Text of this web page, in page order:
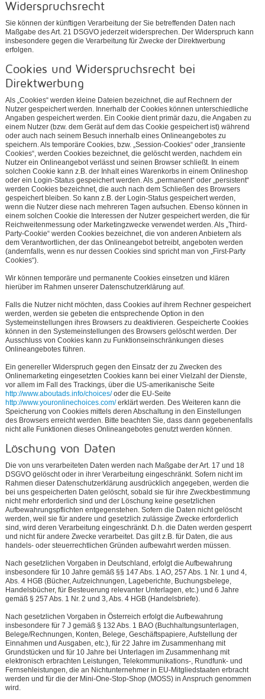
Widerspruchsrecht
Sie können der künftigen Verarbeitung der Sie betreffenden Daten nach
Maßgabe des Art. 21 DSGVO jederzeit widersprechen. Der Widerspruch kann
insbesondere gegen die Verarbeitung für Zwecke der Direktwerbung
erfolgen.
Cookies und Widerspruchsrecht bei
Direktwerbung
Als „Cookies“ werden kleine Dateien bezeichnet, die auf Rechnern der
Nutzer gespeichert werden. Innerhalb der Cookies können unterschiedliche
Angaben gespeichert werden. Ein Cookie dient primär dazu, die Angaben zu
einem Nutzer (bzw. dem Gerät auf dem das Cookie gespeichert ist) während
oder auch nach seinem Besuch innerhalb eines Onlineangebotes zu
speichern. Als temporäre Cookies, bzw. „Session-Cookies“ oder „transiente
Cookies“, werden Cookies bezeichnet, die gelöscht werden, nachdem ein
Nutzer ein Onlineangebot verlässt und seinen Browser schließt. In einem
solchen Cookie kann z.B. der Inhalt eines Warenkorbs in einem Onlineshop
oder ein Login-Status gespeichert werden. Als „permanent“ oder „persistent“
werden Cookies bezeichnet, die auch nach dem Schließen des Browsers
gespeichert bleiben. So kann z.B. der Login-Status gespeichert werden,
wenn die Nutzer diese nach mehreren Tagen aufsuchen. Ebenso können in
einem solchen Cookie die Interessen der Nutzer gespeichert werden, die für
Reichweitenmessung oder Marketingzwecke verwendet werden. Als „Third-
Party-Cookie“ werden Cookies bezeichnet, die von anderen Anbietern als
dem Verantwortlichen, der das Onlineangebot betreibt, angeboten werden
(andernfalls, wenn es nur dessen Cookies sind spricht man von „First-Party
Cookies“).
Wir können temporäre und permanente Cookies einsetzen und klären
hierüber im Rahmen unserer Datenschutzerklärung auf.
Falls die Nutzer nicht möchten, dass Cookies auf ihrem Rechner gespeichert
werden, werden sie gebeten die entsprechende Option in den
Systemeinstellungen ihres Browsers zu deaktivieren. Gespeicherte Cookies
können in den Systemeinstellungen des Browsers gelöscht werden. Der
Ausschluss von Cookies kann zu Funktionseinschränkungen dieses
Onlineangebotes führen.
Ein genereller Widerspruch gegen den Einsatz der zu Zwecken des
Onlinemarketing eingesetzten Cookies kann bei einer Vielzahl der Dienste,
vor allem im Fall des Trackings, über die US-amerikanische Seite
http://www.aboutads.info/choices/oder die EU-Seite
http://www.youronlinechoices.com/erklärt werden. Des Weiteren kann die
Speicherung von Cookies mittels deren Abschaltung in den Einstellungen
des Browsers erreicht werden. Bitte beachten Sie, dass dann gegebenenfalls
nicht alle Funktionen dieses Onlineangebotes genutzt werden können.
Löschung von Daten
Die von uns verarbeiteten Daten werden nach Maßgabe der Art. 17 und 18
DSGVO gelöscht oder in ihrer Verarbeitung eingeschränkt. Sofern nicht im
Rahmen dieser Datenschutzerklärung ausdrücklich angegeben, werden die
bei uns gespeicherten Daten gelöscht, sobald sie für ihre Zweckbestimmung
nicht mehr erforderlich sind und der Löschung keine gesetzlichen
Aufbewahrungspflichten entgegenstehen. Sofern die Daten nicht gelöscht
werden, weil sie für andere und gesetzlich zulässige Zwecke erforderlich
sind, wird deren Verarbeitung eingeschränkt. D.h. die Daten werden gesperrt
und nicht für andere Zwecke verarbeitet. Das gilt z.B. für Daten, die aus
handels- oder steuerrechtlichen Gründen aufbewahrt werden müssen.
Nach gesetzlichen Vorgaben in Deutschland, erfolgt die Aufbewahrung
insbesondere für 10 Jahre gemäß §§ 147 Abs. 1 AO, 257 Abs. 1 Nr. 1 und 4,
Abs. 4 HGB (Bücher, Aufzeichnungen, Lageberichte, Buchungsbelege,
Handelsbücher, für Besteuerung relevanter Unterlagen, etc.) und 6 Jahre
gemäß § 257 Abs. 1 Nr. 2 und 3, Abs. 4 HGB (Handelsbriefe).
Nach gesetzlichen Vorgaben in Österreich erfolgt die Aufbewahrung
insbesondere für 7 J gemäß § 132 Abs. 1 BAO (Buchhaltungsunterlagen,
Belege/Rechnungen, Konten, Belege, Geschäftspapiere, Aufstellung der
Einnahmen und Ausgaben, etc.), für 22 Jahre im Zusammenhang mit
Grundstücken und für 10 Jahre bei Unterlagen im Zusammenhang mit
elektronisch erbrachten Leistungen, Telekommunikations-, Rundfunk- und
Fernsehleistungen, die an Nichtunternehmer in EU-Mitgliedstaaten erbracht
werden und für die der Mini-One-Stop-Shop (MOSS) in Anspruch genommen
wird.